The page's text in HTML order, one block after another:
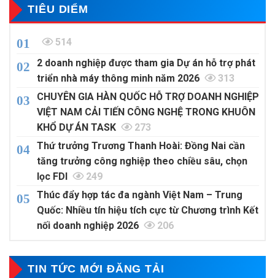
TIÊU DIỂM
514
2 doanh nghiệp được tham gia Dự án hỗ trợ phát
triển nhà máy thông minh năm 2026
313
CHUYÊN GIA HÀN QUỐC HỖ TRỢ DOANH NGHIỆP
VIỆT NAM CẢI TIẾN CÔNG NGHỆ TRONG KHUÔN
KHỔ DỰ ÁN TASK
273
Thứ trưởng Trương Thanh Hoài: Đồng Nai cần
tăng trưởng công nghiệp theo chiều sâu, chọn
lọc FDI
249
Thúc đẩy hợp tác đa ngành Việt Nam – Trung
Quốc: Nhiều tín hiệu tích cực từ Chương trình Kết
nối doanh nghiệp 2026
206
TIN TỨC MỚI ĐĂNG TẢI